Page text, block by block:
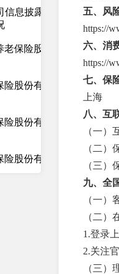
息披露及
保险股份有
股份有限公
股份有限公
股份有限公
五、风
https://
六、消
https://
七、保
上海
八、互
（一）
（二）
（三）
九、全
（一）
（二）
1.登录
2.关注
（三）